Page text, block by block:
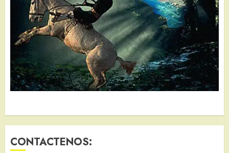
CONTACTENOS: